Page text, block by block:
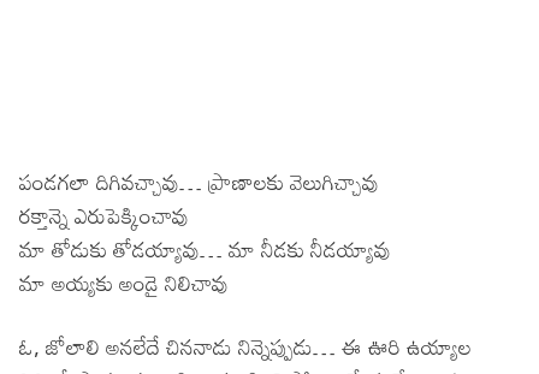
పండగలా దిగివచ్చావు… ప్రాణాలకు వెలుగిచ్చావు
రక్తాన్నె ఎరుపెక్కించావు
మా తోడుకు తోడయ్యావు… మా నీడకు నీడయ్యావు
మా అయ్యకు అండై నిలిచావు
ఓ, జోలాలి అనలేదే చిననాడు నిన్నెప్పుడు… ఈ ఊరి ఉయ్యాల